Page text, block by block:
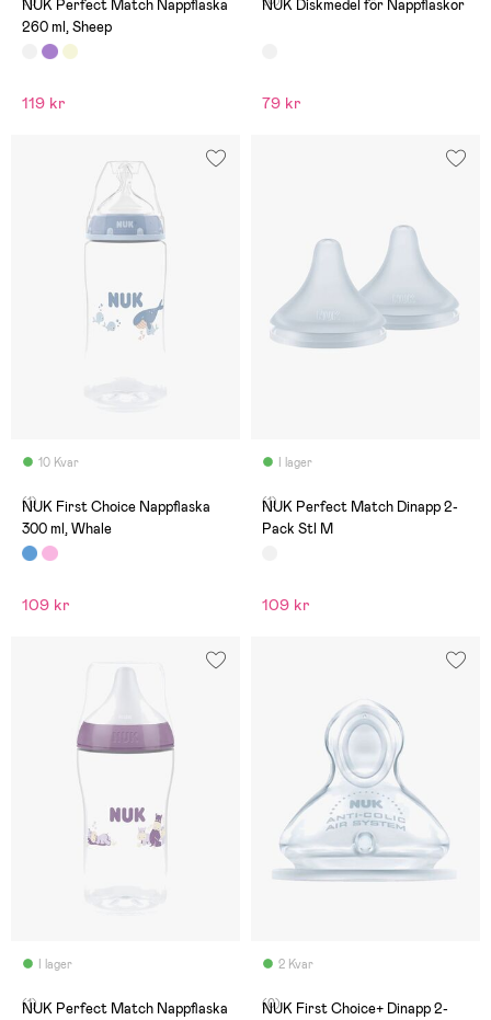
NUK Perfect Match Nappflaska
260 ml, Sheep
119 kr
NUK Diskmedel för Nappflaskor
79 kr
10 Kvar
(1)
NUK First Choice Nappflaska
300 ml, Whale
109 kr
I lager
(1)
NUK Perfect Match Dinapp 2-
Pack Stl M
109 kr
I lager
(1)
NUK Perfect Match Nappflaska
2 Kvar
(0)
NUK First Choice+ Dinapp 2-